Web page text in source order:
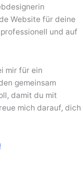
Website für deine
und auf
mir für ein
gemeinsam
damit du mit
mich darauf, dich